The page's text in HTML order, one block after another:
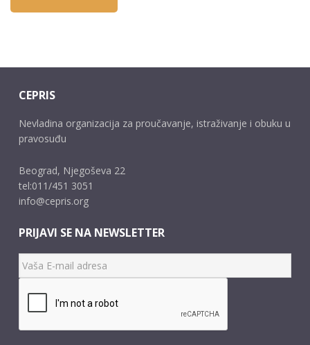
CEPRIS
Nevladina organizacija za proučavanje, istraživanje i obuku u
pravosuđu
Beograd, Njegoševa 22
tel:011/451 3051
info@cepris.org
PRIJAVI SE NA NEWSLETTER